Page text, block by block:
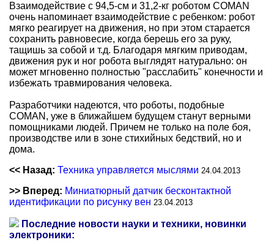
Взаимодействие с 94,5-см и 31,2-кг роботом COMAN
очень напоминает взаимодействие с ребенком: робот
мягко реагирует на движения, но при этом старается
сохранить равновесие, когда берешь его за руку,
тащишь за собой и т.д. Благодаря мягким приводам,
движения рук и ног робота выглядят натурально: он
может мгновенно полностью "расслабить" конечности и
избежать травмирования человека.
Разработчики надеются, что роботы, подобные
COMAN, уже в ближайшем будущем станут верными
помощниками людей. Причем не только на поле боя,
производстве или в зоне стихийных бедствий, но и
дома.
<< Назад: Техника управляется мыслями 24.04.2013
>> Вперед: Миниатюрный датчик бесконтактной
идентификации по рисунку вен 23.04.2013
Последние новости науки и техники, новинки
электроники: